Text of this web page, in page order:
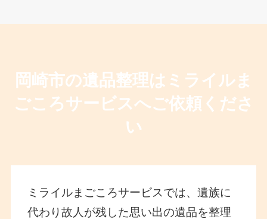
岡崎市の遺品整理はミライルま
ごころサービスへご依頼くださ
い
ミライルまごころサービスでは、遺族に
代わり故人が残した思い出の遺品を整理